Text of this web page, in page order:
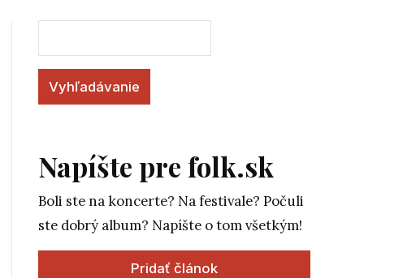
Napíšte pre folk.sk
Boli ste na koncerte? Na festivale? Počuli
ste dobrý album? Napíšte o tom všetkým!
Pridať článok